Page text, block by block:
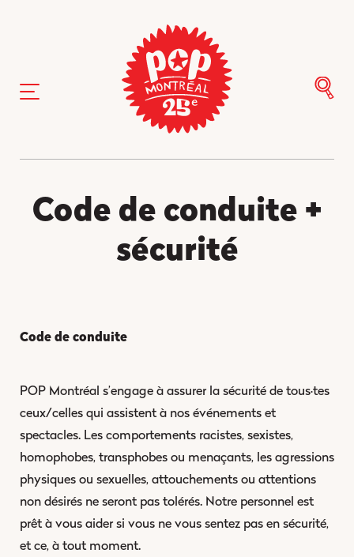
Code de conduite +
sécurité
Code de conduite
POP Montréal s’engage à assurer la sécurité de tous·tes
ceux/celles qui assistent à nos événements et
spectacles. Les comportements racistes, sexistes,
homophobes, transphobes ou menaçants, les agressions
physiques ou sexuelles, attouchements ou attentions
non désirés ne seront pas tolérés. Notre personnel est
prêt à vous aider si vous ne vous sentez pas en sécurité,
et ce, à tout moment.